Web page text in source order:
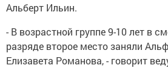
Альберт Ильин.
- В возрастной группе 9-10 лет в
разряде второе место заняли
Елизавета Романова, - говорит